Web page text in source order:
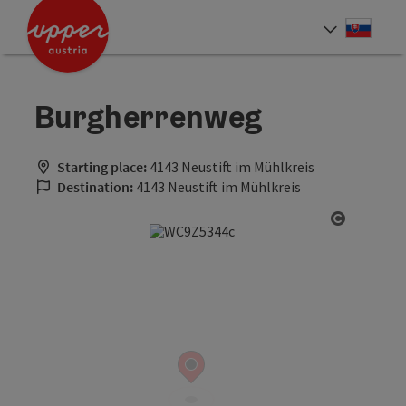
Accesskey
Accesskey
Burgherrenweg
Starting place: 4143 Neustift im Mühlkreis
Destination: 4143 Neustift im Mühlkreis